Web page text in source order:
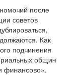
после
советов
Как
подчинения
общин
финансово».